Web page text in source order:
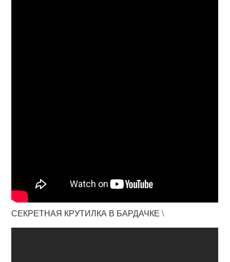
СЕКРЕТНАЯ КРУТИЛКА В БАРДАЧКЕ \